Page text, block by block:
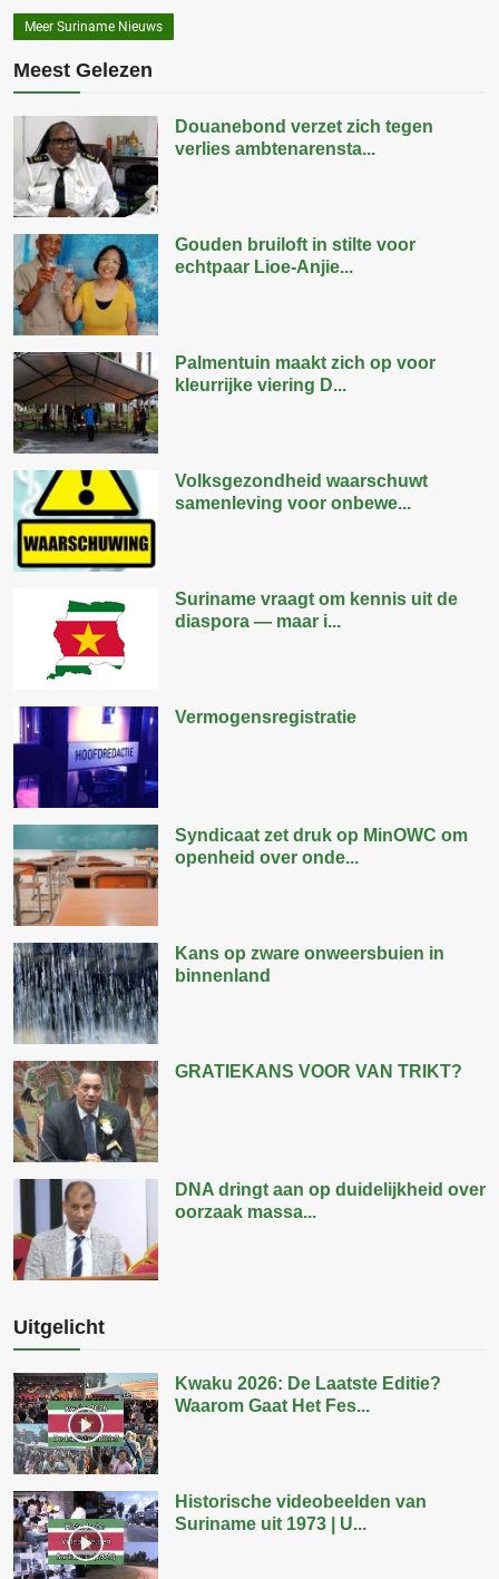
Meer Suriname Nieuws
Meest Gelezen
Douanebond verzet zich tegen
verlies ambtenarensta...
Gouden bruiloft in stilte voor
echtpaar Lioe-Anjie...
Palmentuin maakt zich op voor
kleurrijke viering D...
Volksgezondheid waarschuwt
samenleving voor onbewe...
Suriname vraagt om kennis uit de
diaspora — maar i...
Vermogensregistratie
Syndicaat zet druk op MinOWC om
openheid over onde...
Kans op zware onweersbuien in
binnenland
GRATIEKANS VOOR VAN TRIKT?
DNA dringt aan op duidelijkheid over
oorzaak massa...
Uitgelicht
Kwaku 2026: De Laatste Editie?
Waarom Gaat Het Fes...
Historische videobeelden van
Suriname uit 1973 | U...